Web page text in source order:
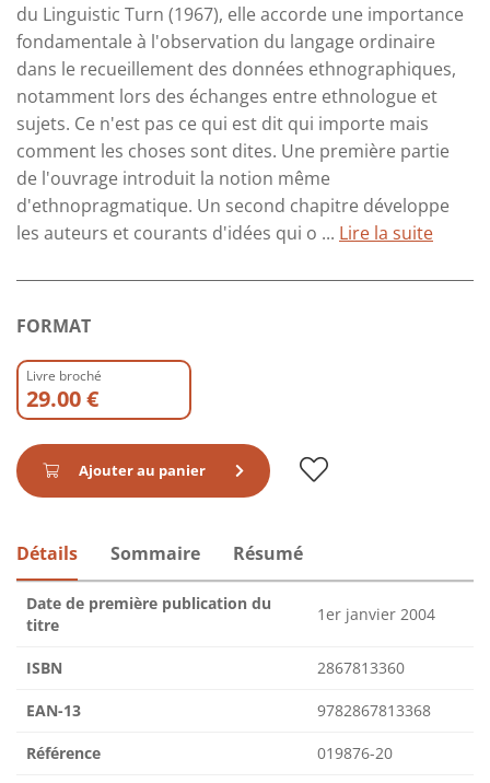
du Linguistic Turn (1967), elle accorde une importance
fondamentale à l'observation du langage ordinaire
dans le recueillement des données ethnographiques,
notamment lors des échanges entre ethnologue et
sujets. Ce n'est pas ce qui est dit qui importe mais
comment les choses sont dites. Une première partie
de l'ouvrage introduit la notion même
d'ethnopragmatique. Un second chapitre développe
les auteurs et courants d'idées qui o ... Lire la suite
FORMAT
Livre broché
29.00 €
Ajouter au panier
Détails Sommaire Résumé
Date de première publication du
titre
1er janvier 2004
ISBN 2867813360
EAN-13 9782867813368
Référence 019876-20